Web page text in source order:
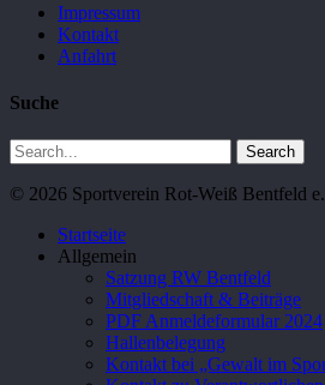
Impressum
Kontakt
Anfahrt
Suche
Search
© 2026 Sportverein Rot-Weiß Bentfeld
Close
Menu
Startseite
Allgemein
Satzung RW Bentfeld
Mitgliedschaft & Beiträge
PDF Anmeldeformular 2024
Hallenbelegung
Kontakt bei „Gewalt im